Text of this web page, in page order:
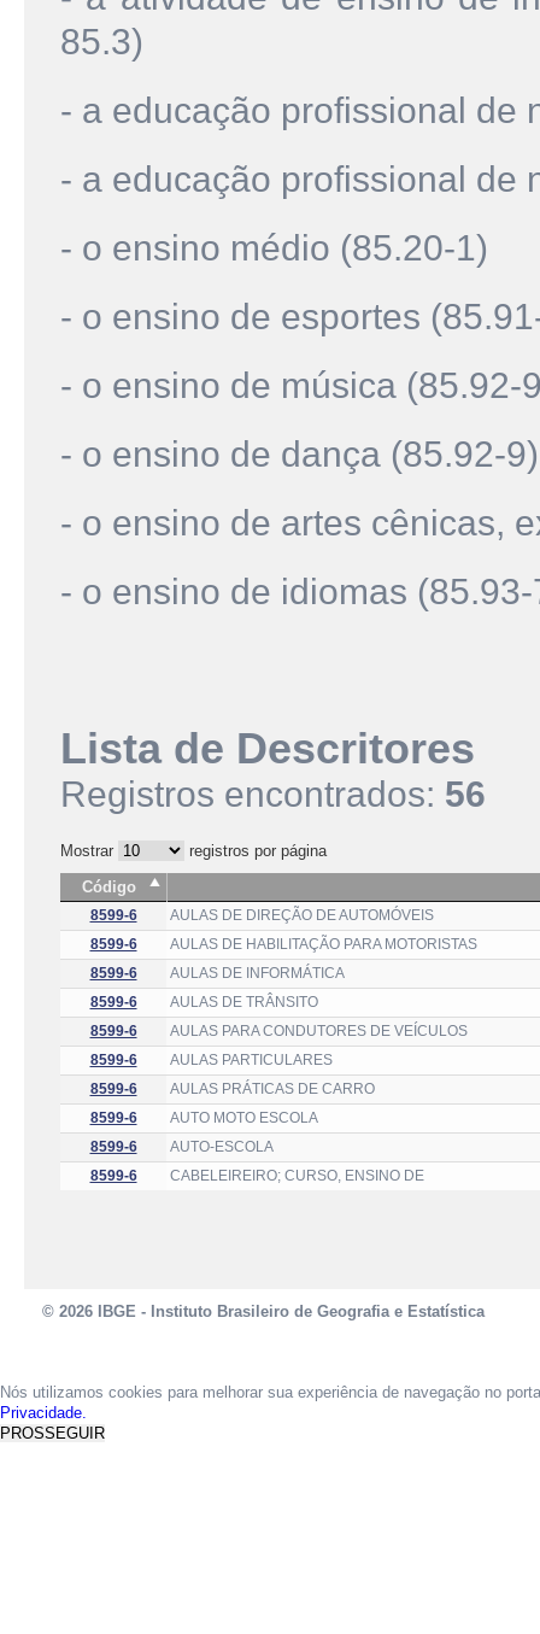
85.3)
- a educação profissional de
- a educação profissional de
- o ensino médio (85.20-1)
- o ensino de esportes
- o ensino de música (85.92-
- o ensino de dança (85.92-9)
- o ensino de artes cênicas,
- o ensino de idiomas
Lista de Descritores
Registros encontrados: 56
Mostrar
registros por página
Código
8599-6
AULAS DE DIREÇÃO DE AUTOMÓVEIS
8599-6
AULAS DE HABILITAÇÃO PARA MOTORISTAS
8599-6
AULAS DE INFORMÁTICA
8599-6
AULAS DE TRÂNSITO
8599-6
AULAS PARA CONDUTORES DE VEÍCULOS
8599-6
AULAS PARTICULARES
8599-6
AULAS PRÁTICAS DE CARRO
8599-6
AUTO MOTO ESCOLA
8599-6
AUTO-ESCOLA
8599-6
CABELEIREIRO; CURSO, ENSINO DE
© 2026 IBGE - Instituto Brasileiro de Geografia e Estatística
Nós utilizamos cookies para melhorar sua experiência de navegação no
Privacidade.
PROSSEGUIR